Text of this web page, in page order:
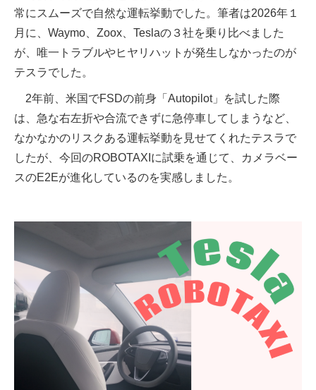
常にスムーズで自然な運転挙動でした。筆者は2026年１
月に、Waymo、Zoox、Teslaの３社を乗り比べました
が、唯一トラブルやヒヤリハットが発生しなかったのが
テスラでした。
2年前、米国でFSDの前身「Autopilot」を試した際
は、急な右左折や合流できずに急停車してしまうなど、
なかなかのリスクある運転挙動を見せてくれたテスラで
したが、今回のROBOTAXIに試乗を通じて、カメラベー
スのE2Eが進化しているのを実感しました。